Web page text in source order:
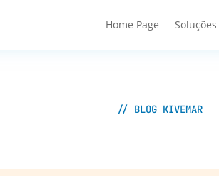
Home Page Soluções
// BLOG KIVEMAR